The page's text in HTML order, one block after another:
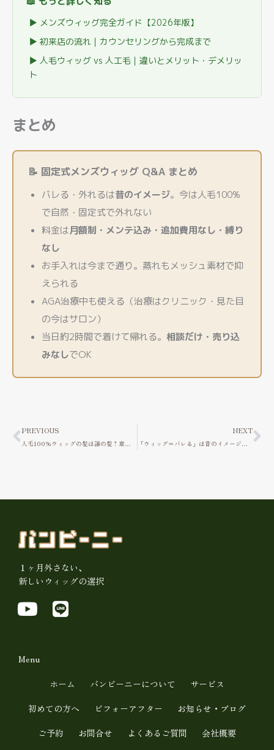
▶ メンズウィッグ完全ガイド【2026年版】
▶ 初来店の流れ｜カウンセリングから完成まで
▶ 人毛ウィッグ vs 人工毛｜違いとメリット・デメリッ
ト
まとめ
📝 固定式メンズウィッグ Q&A まとめ
バレる・外れるは昔のイメージ。今は人毛100%
で自然・固定式で外れない
料金は月額制・メンテ込み・追加費用なし・縛り
なし
お手入れは今まで通り。蒸れもメッシュ素材で抑
えられる
AGA治療中も使える（治療はクリニック・見た目
の今はサロン）
当日約2時間で着けて帰れる。 相談だけ・売り込
みなしでOK
Prev
PREVIOUS
人毛100%ウィッグの髪は誰の髪？意外と知られていない人毛の話
NEXT
「ウィッグ＝バレる」は昔のイメージ？昔と今のウィッグの違い
１ヶ月外さない、
新しいウィッグの選択
Y
t
b
e
L
Menu
ホーム バンビーニーについて
サービス
初めての方へ
ビフォーアフター
お知らせ・ブログ
ご予約
お問合せ よくあるご質問 会社概要